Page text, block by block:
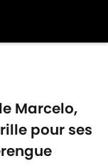
Marcelo,
pour ses